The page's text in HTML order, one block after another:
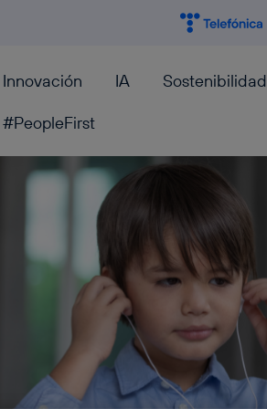
Innovación IA Sostenibilidad
#PeopleFirst